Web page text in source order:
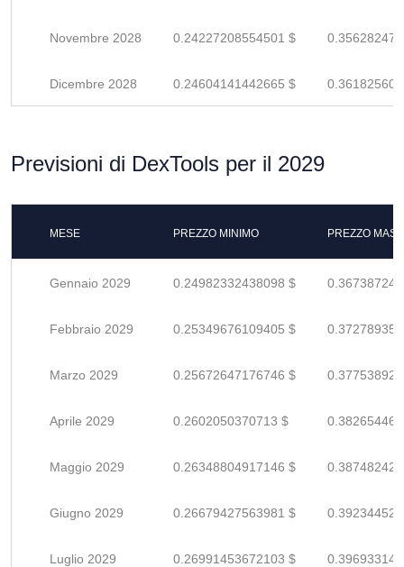
Novembre 2028 0.24227208554501 $
Dicembre 2028 0.24604141442665 $
Previsioni di DexTools per il 2029
MESE PREZZO MINIMO PREZZO
Gennaio 2029 0.24982332438098 $
Febbraio 2029 0.25349676109405 $
Marzo 2029 0.25672647176746 $
Aprile 2029 0.2602050370713 $
Maggio 2029 0.26348804917146 $
Giugno 2029 0.26679427563981 $
Luglio 2029 0.26991453672103 $